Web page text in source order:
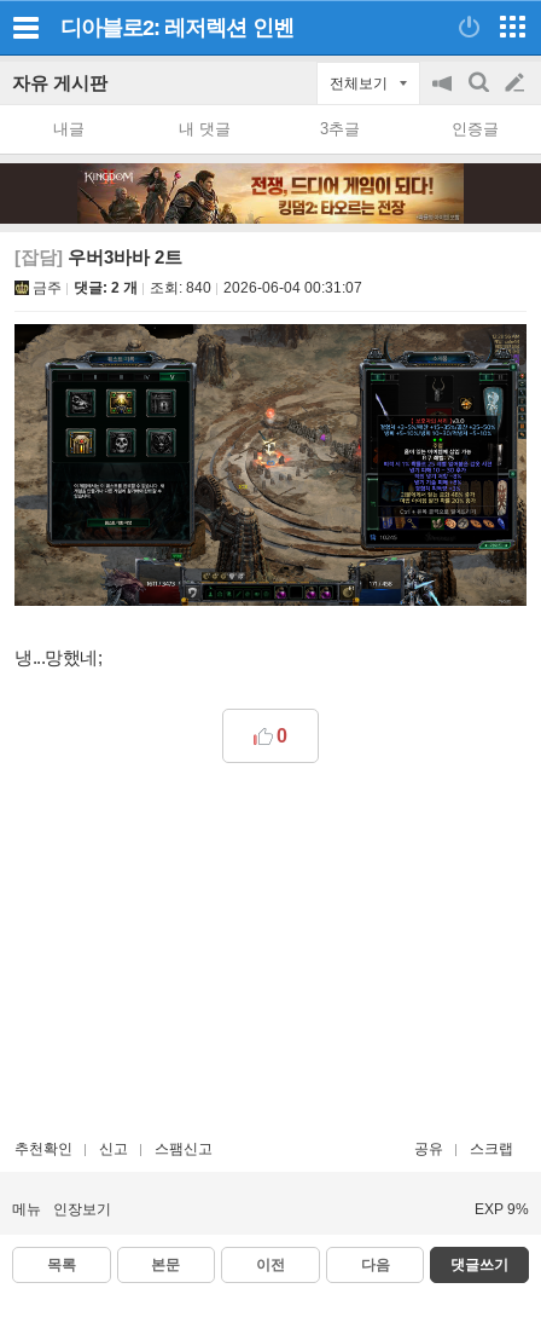
디아블로2: 레저렉션 인벤
자유 게시판 전체보기
공
on/off
검
색
글
쓰
내글 내 댓글 3추글 인증글
[잡담] 우버3바바 2트
금주 댓글: 2 개 조회: 840 2026-06-04 00:31:07
냉...망했네;
0
추천확인 신고 스팸신고 공유 스크랩
메뉴 인장보기 EXP 9%
목록 본문 이전 다음 댓글쓰기